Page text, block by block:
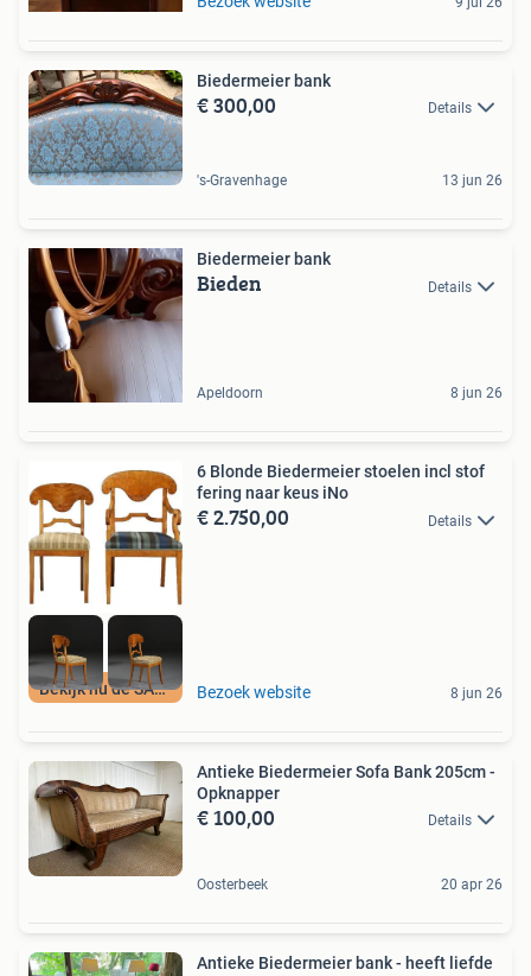
Biedermeier bank
€ 300,00 Details
's-Gravenhage 13 jun 26
Biedermeier bank
Bieden Details
Apeldoorn 8 jun 26
Bekijk nu de SALE
6 Blonde Biedermeier stoelen incl stof
fering naar keus iNo
€ 2.750,00 Details
Bezoek website 8 jun 26
Antieke Biedermeier Sofa Bank 205cm -
Opknapper
€ 100,00 Details
Oosterbeek 20 apr 26
Antieke Biedermeier bank - heeft liefde